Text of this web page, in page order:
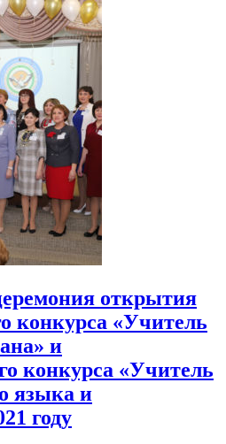
открытия
конкурса «Учитель
и
конкурса «Учитель
языка и
году